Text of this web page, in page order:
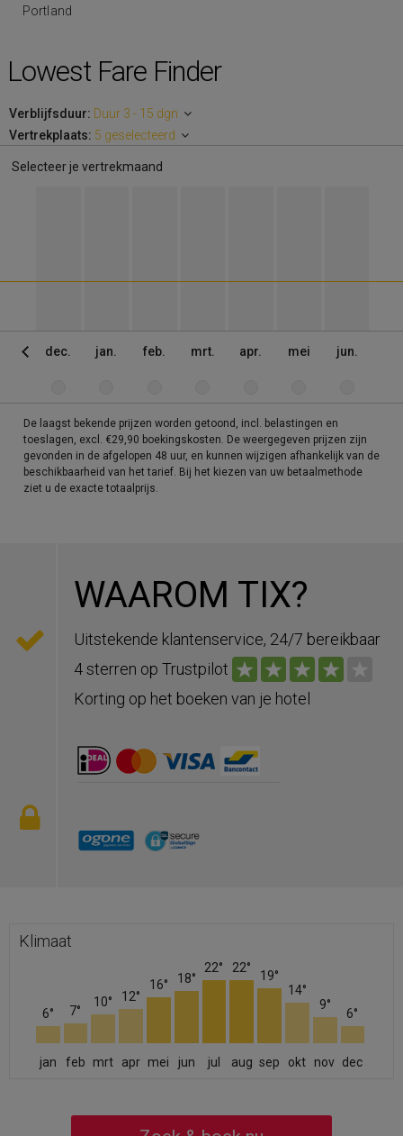
Portland
Lowest Fare Finder
Verblijfsduur: Duur 3 - 15 dgn
Vertrekplaats: 5 geselecteerd
Selecteer je vertrekmaand
dec. jan. feb. mrt. apr. mei jun.
De laagst bekende prijzen worden getoond, incl. belastingen en
toeslagen, excl. €29,90 boekingskosten. De weergegeven prijzen zijn
gevonden in de afgelopen 48 uur, en kunnen wijzigen afhankelijk van de
beschikbaarheid van het tarief. Bij het kiezen van uw betaalmethode
ziet u de exacte totaalprijs.
WAAROM TIX?
Uitstekende klantenservice, 24/7 bereikbaar
4 sterren op Trustpilot
Korting op het boeken van je hotel
Klimaat
6° 7°
10° 12°
16° 18°
22° 22°
19°
14°
9°
6°
jan feb mrt apr mei jun jul aug sep okt nov dec